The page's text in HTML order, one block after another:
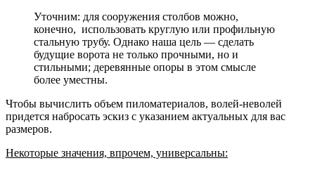
Уточним: для сооружения столбов можно,
конечно, использовать круглую или профильную
стальную трубу. Однако наша цель — сделать
будущие ворота не только прочными, но и
стильными; деревянные опоры в этом смысле
более уместны.
Чтобы вычислить объем пиломатериалов, волей-неволей
придется набросать эскиз с указанием актуальных для вас
размеров.
Некоторые значения, впрочем, универсальны: